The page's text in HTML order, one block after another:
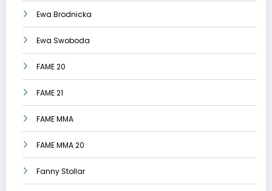
Ewa Brodnicka
Ewa Swoboda
FAME 20
FAME 21
FAME MMA
FAME MMA 20
Fanny Stollar